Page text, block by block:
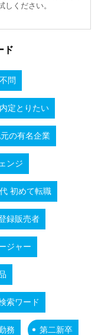
しください。
ド
問
内定とりたい
の有名企業
ンジ
初めて転職
録販売者
ジャー
索ワード
務 第二新卒